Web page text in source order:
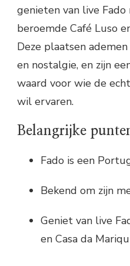
genieten van live Fado
beroemde Café Luso
Deze plaatsen
en nostalgie, en zijn
waard voor wie de
wil ervaren.
Belangrijke
Fado is een
Bekend om zijn
Geniet van live
en Casa da